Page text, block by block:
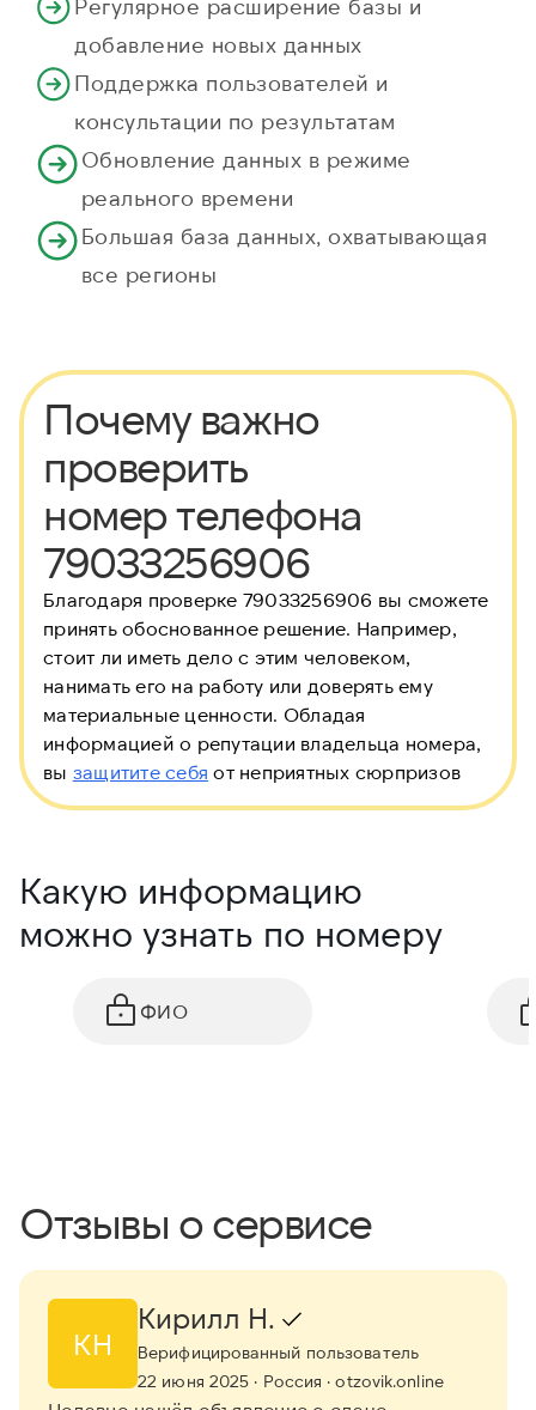
Регулярное расширение базы и
добавление новых данных
Поддержка пользователей и
консультации по результатам
Обновление данных в режиме
реального времени
Большая база данных, охватывающая
все регионы
Почему важно
проверить
номер телефона
79033256906
Благодаря проверке 79033256906 вы сможете
принять обоснованное решение. Например,
стоит ли иметь дело с этим человеком,
нанимать его на работу или доверять ему
материальные ценности. Обладая
информацией о репутации владельца номера,
вы защитите себя от неприятных сюрпризов
Какую информацию
можно узнать по номеру
ФИО
Отзывы о сервисе
КН
Кирилл Н.
Верифицированный пользователь
22 июня 2025 · Россия · otzovik.online